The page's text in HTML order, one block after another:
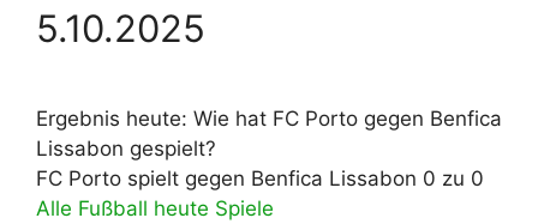
5.10.2025
Ergebnis heute: Wie hat FC Porto gegen Benfica
Lissabon gespielt?
FC Porto spielt gegen Benfica Lissabon 0 zu 0
Alle Fußball heute Spiele